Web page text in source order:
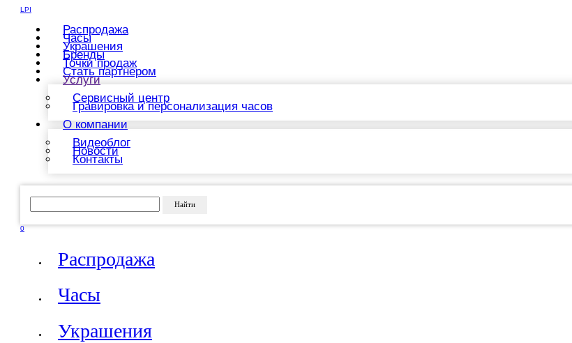
LPI
Распродажа
Часы
Украшения
Бренды
Точки продаж
Стать партнером
Услуги
Сервисный центр
Гравировка и персонализация часов
О компании
Видеоблог
Новости
Контакты
Найти
0
Распродажа
Часы
Украшения